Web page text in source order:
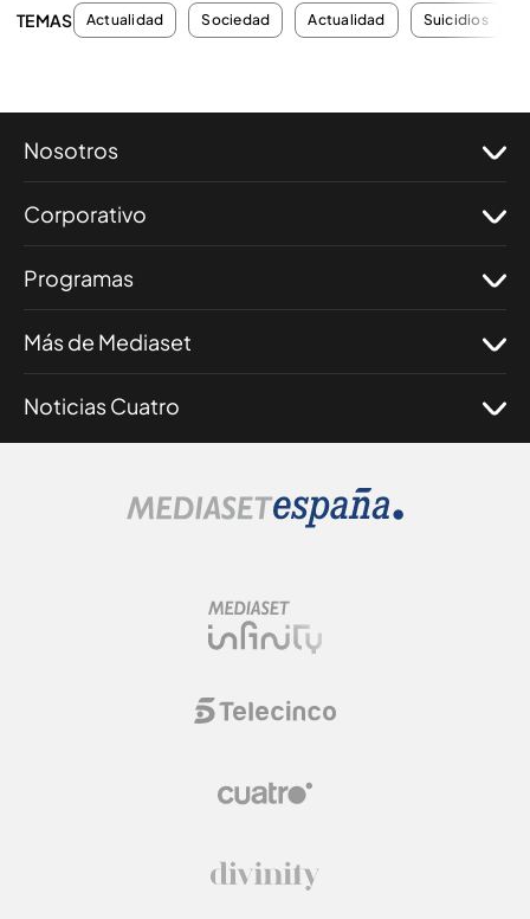
TEMAS Actualidad Sociedad Actualidad Suicidios
Nosotros
Corporativo
Programas
Más de Mediaset
Noticias Cuatro